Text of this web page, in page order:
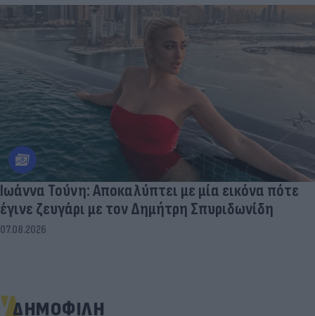
Ιωάννα Τούνη: Αποκαλύπτει με μία εικόνα πότε
έγινε ζευγάρι με τον Δημήτρη Σπυριδωνίδη
07.08.2026
ΔΗΜΟΦΙΛΗ